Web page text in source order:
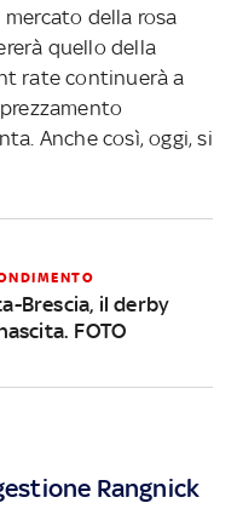
della rosa
quello della
rate continuerà a
Anche così, oggi, si
Brescia, il derby
FOTO
Rangnick